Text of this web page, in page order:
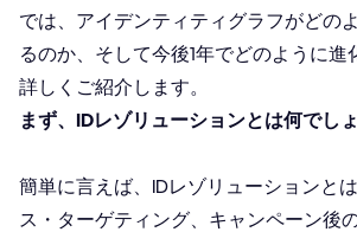
では、アイデンティティグラフがどの
るのか、そして今後1年でどのように進
詳しくご紹介します。
まず、IDレゾリューションとは何でし
簡単に言えば、IDレゾリューションと
ス・ターゲティング、キャンペーン後